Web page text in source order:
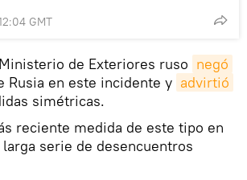
GMT
de Exteriores ruso negó
Rusia en este incidente y advirtió
simétricas.
reciente medida de este tipo en
serie de desencuentros